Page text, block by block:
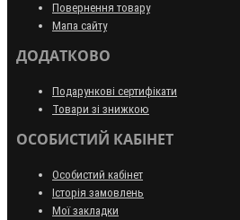
Повернення товару
Мапа сайту
ДОДАТКОВО
Подарункові сертифікати
Товари зі знижкою
ОСОБИСТИЙ КАБІНЕТ
Особистий кабінет
Історія замовлень
Мої закладки